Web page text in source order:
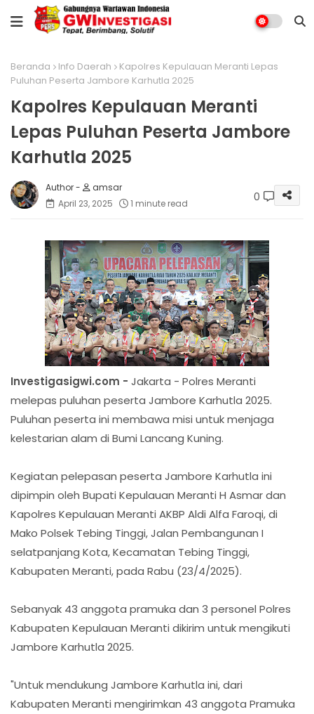
Beranda Info Daerah
Kapolres Kepulauan Meranti Lepas
Puluhan Peserta Jambore Karhutla 2025
Kapolres Kepulauan Meranti
Lepas Puluhan Peserta Jambore
Karhutla 2025
amsar
April 23, 2025
1 minute read 0
Investigasigwi.com - Jakarta - Polres Meranti
melepas puluhan peserta Jambore Karhutla 2025.
Puluhan peserta ini membawa misi untuk menjaga
kelestarian alam di Bumi Lancang Kuning.
Kegiatan pelepasan peserta Jambore Karhutla ini
dipimpin oleh Bupati Kepulauan Meranti H Asmar dan
Kapolres Kepulauan Meranti AKBP Aldi Alfa Faroqi, di
Mako Polsek Tebing Tinggi, Jalan Pembangunan I
selatpanjang Kota, Kecamatan Tebing Tinggi,
Kabupaten Meranti, pada Rabu (23/4/2025).
Sebanyak 43 anggota pramuka dan 3 personel Polres
Kabupaten Kepulauan Meranti dikirim untuk mengikuti
Jambore Karhutla 2025.
"Untuk mendukung Jambore Karhutla ini, dari
Kabupaten Meranti mengirimkan 43 anggota Pramuka